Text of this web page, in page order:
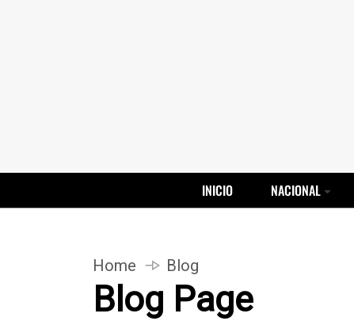
INICIO NACIONAL
Home Blog
Blog Page